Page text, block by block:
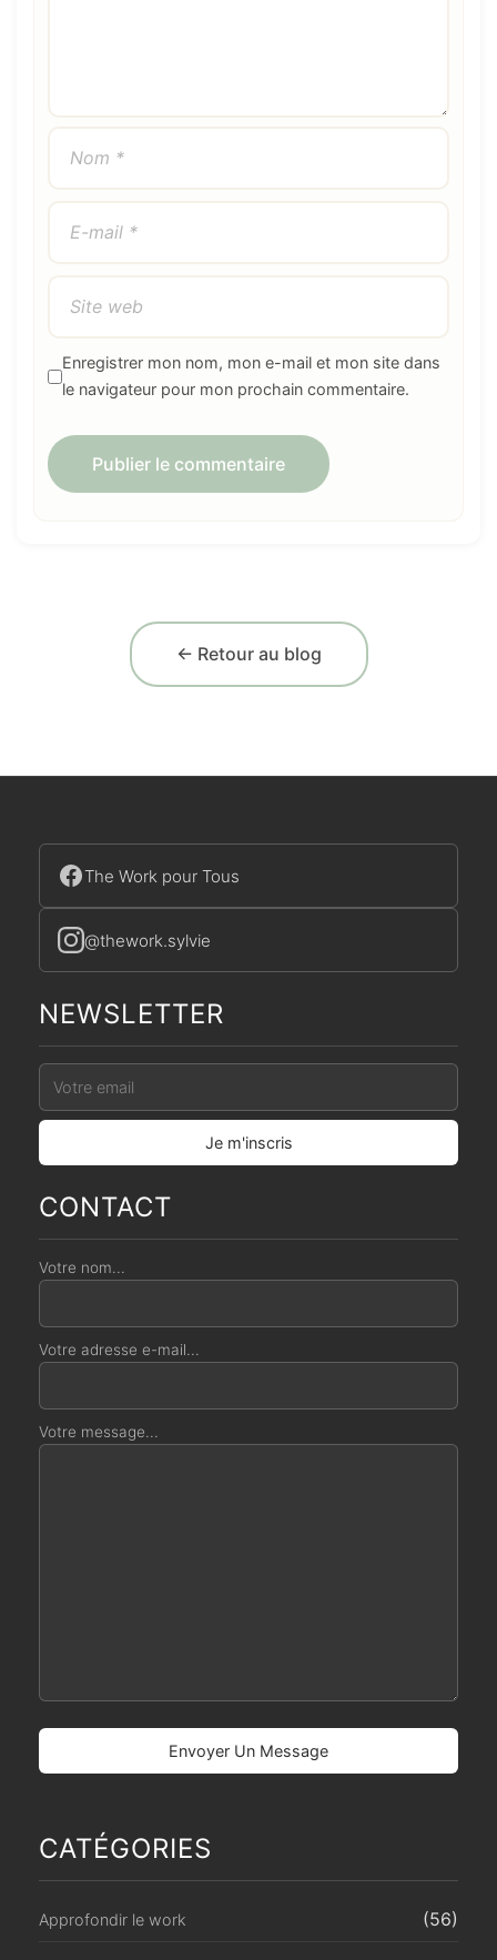
Enregistrer mon nom, mon e-mail et mon site dans
le navigateur pour mon prochain commentaire.
← Retour au blog
The Work pour Tous
@thework.sylvie
NEWSLETTER
CONTACT
Votre nom...
Votre adresse e-mail...
Votre message...
CATÉGORIES
Approfondir le work (56)